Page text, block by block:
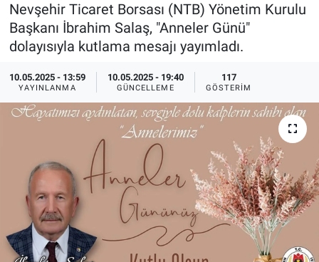
Nevşehir Ticaret Borsası (NTB) Yönetim Kurulu
Başkanı İbrahim Salaş, "Anneler Günü"
dolayısıyla kutlama mesajı yayımladı.
10.05.2025 - 13:59
YAYINLANMA
10.05.2025 - 19:40
GÜNCELLEME
117
GÖSTERIM
Sağlık
İlan - Duyuru- Mesaj
Sağlık
Eğitim
Kültür
İlan - Duyuru- Mesaj